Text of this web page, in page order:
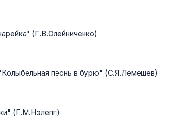
(Г.В.Олейниченко)
песнь в бурю" (С.Я.Лемешев)
(Г.М.Нэлепп)